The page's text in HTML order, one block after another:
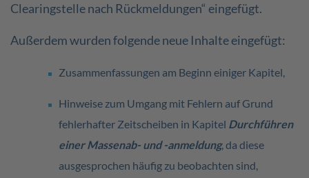
Clearingstelle nach Rückmeldungen“ eingefügt.
Außerdem wurden folgende neue Inhalte eingefügt:
Zusammenfassungen am Beginn einiger Kapitel,
Hinweise zum Umgang mit Fehlern auf Grund
fehlerhafter Zeitscheiben in Kapitel Durchführen
einer Massenab- und -anmeldung, da diese
ausgesprochen häufig zu beobachten sind,